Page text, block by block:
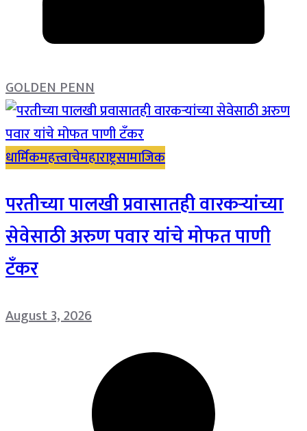
GOLDEN PENN
धार्मिकमहत्त्वाचेमहाराष्ट्रसामाजिक
परतीच्या पालखी प्रवासातही वारकऱ्यांच्या
सेवेसाठी अरुण पवार यांचे मोफत पाणी
टँकर
August 3, 2026